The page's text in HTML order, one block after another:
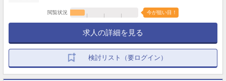
閲覧状況 今が狙い目！
求人の詳細を見る
検討リスト（要ログイン）